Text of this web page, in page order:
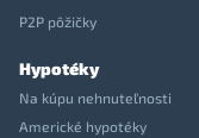
P2P pôžičky
Hypotéky
Na kúpu nehnuteľnosti
Americké hypotéky